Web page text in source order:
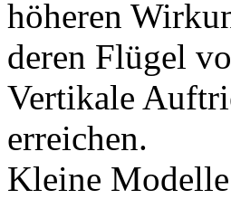
höheren
deren Flügel
Vertikale
erreichen.
Kleine